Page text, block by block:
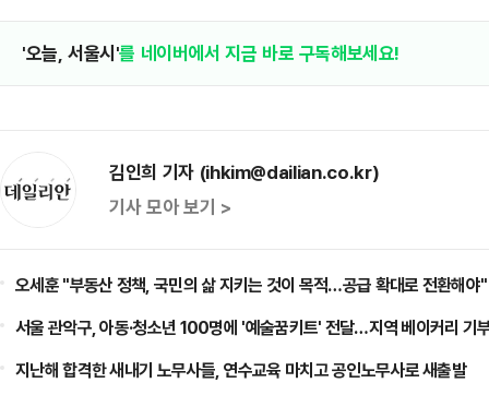
'오늘, 서울시'를 네이버에서 지금 바로 구독해보세요!
김인희 기자 (ihkim@dailian.co.kr)
기사 모아 보기 >
오세훈 "부동산 정책, 국민의 삶 지키는 것이 목적…공급 확대로 전환해야"
서울 관악구, 아동·청소년 100명에 '예술꿈키트' 전달…지역 베이커리 기
지난해 합격한 새내기 노무사들, 연수교육 마치고 공인노무사로 새출발